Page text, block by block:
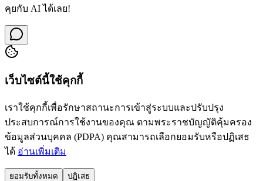
คุยกับ AI ได้เลย!
เว็บไซต์นี้ใช้คุกกี้
เราใช้คุกกี้เพื่อรักษาสถานะการเข้าสู่ระบบและปรับปรุง
ประสบการณ์การใช้งานของคุณ ตามพระราชบัญญัติคุ้มครอง
ข้อมูลส่วนบุคคล (PDPA) คุณสามารถเลือกยอมรับหรือปฏิเสธ
ได้ อ่านเพิ่มเติม
ยอมรับทั้งหมด ปฏิเสธ